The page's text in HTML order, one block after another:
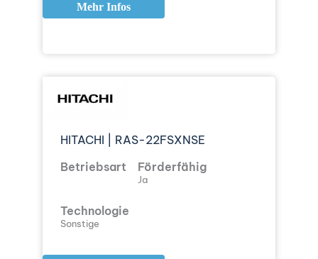
Mehr Infos
HITACHI | RAS-22FSXNSE
Betriebsart
Förderfähig
Ja
Technologie
Sonstige